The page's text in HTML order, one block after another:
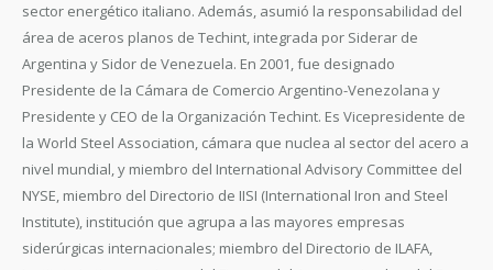
sector energético italiano. Además, asumió la responsabilidad del
área de aceros planos de Techint, integrada por Siderar de
Argentina y Sidor de Venezuela. En 2001, fue designado
Presidente de la Cámara de Comercio Argentino-Venezolana y
Presidente y CEO de la Organización Techint. Es Vicepresidente de
la World Steel Association, cámara que nuclea al sector del acero a
nivel mundial, y miembro del International Advisory Committee del
NYSE, miembro del Directorio de IISI (International Iron and Steel
Institute), institución que agrupa a las mayores empresas
siderúrgicas internacionales; miembro del Directorio de ILAFA,